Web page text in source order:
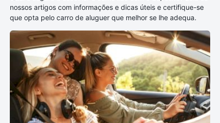
nossos artigos com informações e dicas úteis e certifique-se
que opta pelo carro de aluguer que melhor se lhe adequa.